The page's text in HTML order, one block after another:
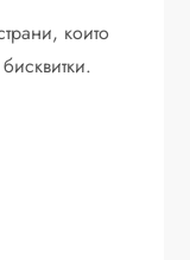
които